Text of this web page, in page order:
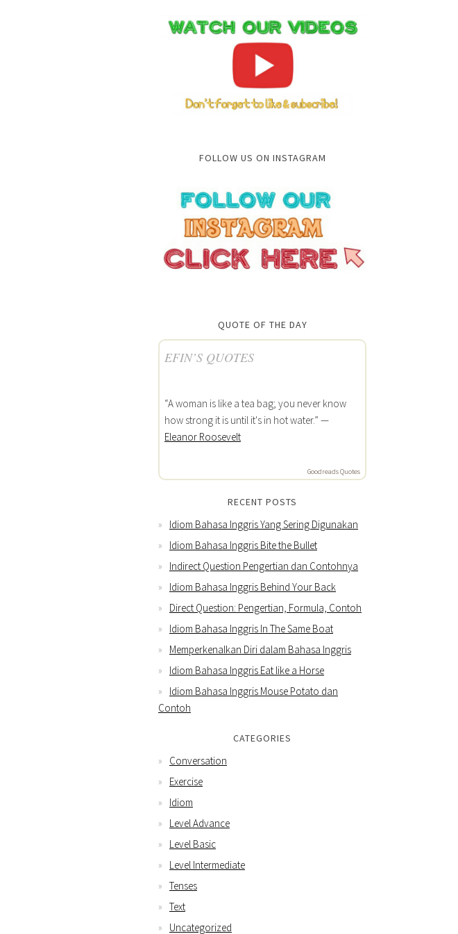
FOLLOW US ON INSTAGRAM
QUOTE OF THE DAY
EFIN’S QUOTES
“A woman is like a tea bag; you never know
how strong it is until it's in hot water.” —
Eleanor Roosevelt
Goodreads Quotes
RECENT POSTS
Idiom Bahasa Inggris Yang Sering Digunakan
Idiom Bahasa Inggris Bite the Bullet
Indirect Question Pengertian dan Contohnya
Idiom Bahasa Inggris Behind Your Back
Direct Question: Pengertian, Formula, Contoh
Idiom Bahasa Inggris In The Same Boat
Memperkenalkan Diri dalam Bahasa Inggris
Idiom Bahasa Inggris Eat like a Horse
Idiom Bahasa Inggris Mouse Potato dan
Contoh
CATEGORIES
Conversation
Exercise
Idiom
Level Advance
Level Basic
Level Intermediate
Tenses
Text
Uncategorized